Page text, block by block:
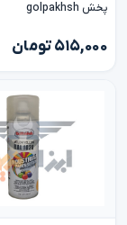
پخش golpakhsh
۵۱۵,۰۰۰ تومان